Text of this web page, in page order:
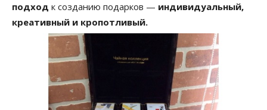
подход к созданию подарков — индивидуальный,
креативный и кропотливый.